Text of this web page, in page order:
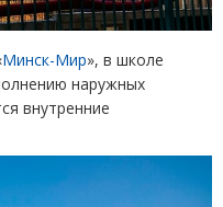
Минск-Мир», в школе
наружных
внутренние